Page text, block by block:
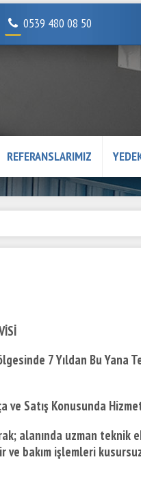
0539 480 08 50
REFERANSLARIMIZ
7 Yıldan Bu Yana
ve Satış Konusunda
alanında uzman teknik
bakım işlemleri